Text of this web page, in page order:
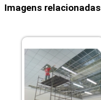
Imagens relacionadas